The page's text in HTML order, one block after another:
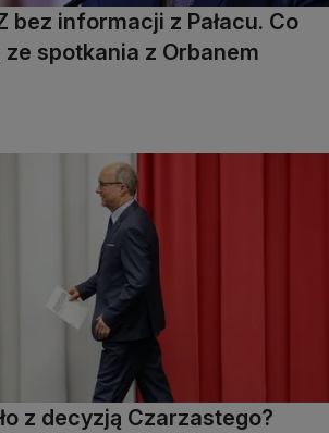
bez informacji z Pałacu. Co
ze spotkania z Orbanem
z decyzją Czarzastego?